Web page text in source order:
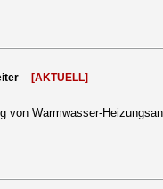
[AKTUELL]
von Warmwasser-